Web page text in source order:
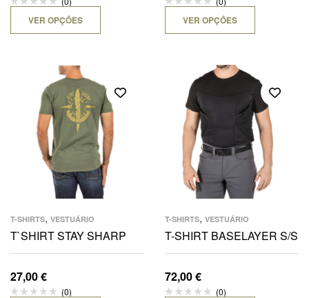
VER OPÇÕES VER OPÇÕES
T-SHIRTS, VESTUÁRIO
T`SHIRT STAY SHARP
27,00€
(0)
T-SHIRTS, VESTUÁRIO
T-SHIRT BASELAYER S/S
72,00€
(0)